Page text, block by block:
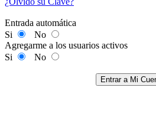
Entrada automática
Si
No
Agregarme a los usuarios activos
Si
No
Entrar a Mi